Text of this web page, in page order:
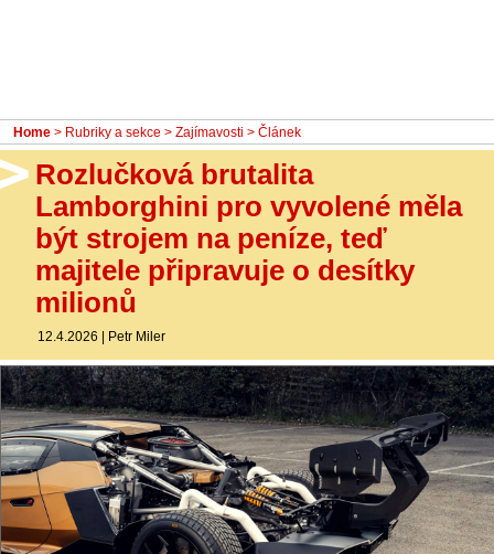
Home > Rubriky a sekce > Zajímavosti > Článek
Rozlučková brutalita
Lamborghini pro vyvolené měla
být strojem na peníze, teď
majitele připravuje o desítky
milionů
12.4.2026 | Petr Miler